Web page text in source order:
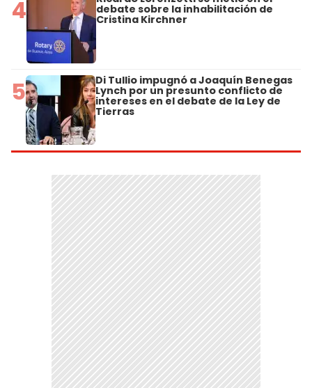
4 debate sobre la inhabilitación de
Cristina Kirchner
5 Di Tullio impugnó a Joaquín Benegas
Lynch por un presunto conflicto de
intereses en el debate de la Ley de
Tierras